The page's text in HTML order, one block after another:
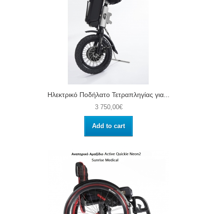
Ηλεκτρικό Ποδήλατο Τετραπληγίας για...
3 750,00€
Add to cart